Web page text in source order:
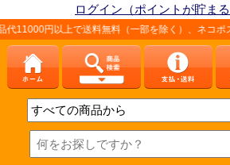
ログイン（ポイントが貯まる
送料無料（一部を除く）、ネコポス1通250円（